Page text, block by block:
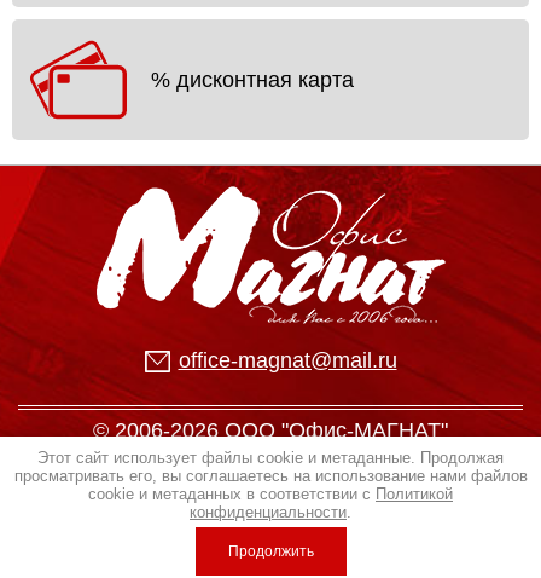
% дисконтная карта
office-magnat@mail.ru
© 2006-2026 ООО "Офис-МАГНАТ"
Заказ, создание сайтавеб студия Эксклюзив
мегагруп
Политика конфиденциальности
Этот сайт использует файлы cookie и метаданные. Продолжая
просматривать его, вы соглашаетесь на использование нами файлов
cookie и метаданных в соответствии с Политикой
конфиденциальности.
Продолжить